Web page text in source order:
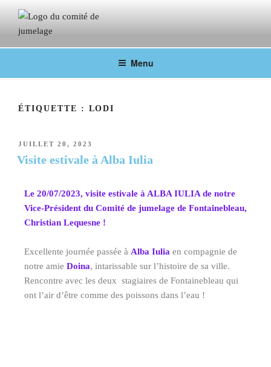
COMITÉ DE JUMELAGE DE
FONTAINEBLEAU
Menu
ÉTIQUETTE : LODI
JUILLET 20, 2023
Visite estivale à Alba Iulia
Le 20/07/2023, visite estivale à ALBA IULIA de notre
Vice-Président du Comité de jumelage de Fontainebleau,
Christian Lequesne !
Excellente journée passée à Alba Iulia en compagnie de
notre amie Doina, intarissable sur l’histoire de sa ville.
Rencontre avec les deux stagiaires de Fontainebleau qui
ont l’air d’être comme des poissons dans l’eau !